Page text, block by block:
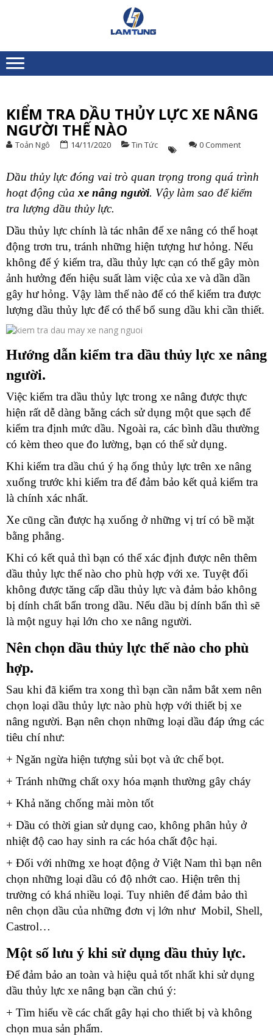
NÂNG
NGƯỜI
LÂM
TÙNG
toàn quốc
KIỂM TRA DẦU THỦY LỰC XE NÂNG
NGƯỜI THẾ NÀO
Toản Ngô 14/11/2020 Tin Tức 0 Comment
Dầu thủy lực đóng vai trò quan trọng trong quá trình
hoạt động củaxe nâng người. Vậy làm sao để kiểm
tra lượng dầu thủy lực.
Dầu thủy lực chính là tác nhân để xe nâng có thể hoạt
động trơn tru, tránh những hiện tượng hư hỏng. Nếu
không để ý kiểm tra, dầu thủy lực cạn có thể gây mòn
ảnh hưởng đến hiệu suất làm việc của xe và dần dần
gây hư hỏng. Vậy làm thế nào để có thể kiểm tra được
lượng dầu thủy lực để có thể bổ sung dầu khi cần thiết.
Hướng dẫn kiểm tra dầu thủy lực xe nâng
người.
Việc kiểm tra dầu thủy lực trong xe nâng được thực
hiện rất dễ dàng bằng cách sử dụng một que sạch để
kiểm tra định mức dầu. Ngoài ra, các bình dầu thường
có kèm theo que đo lường, bạn có thể sử dụng.
Khi kiểm tra dầu chú ý hạ ống thủy lực trên xe nâng
xuống trước khi kiểm tra để đảm bảo kết quả kiểm tra
là chính xác nhất.
Xe cũng cần được hạ xuống ở những vị trí có bề mặt
bằng phẳng.
Khi có kết quả thì bạn có thể xác định được nên thêm
dầu thủy lực thế nào cho phù hợp với xe. Tuyệt đối
không được tăng cấp dầu thủy lực và đảm bảo không
bị dính chất bẩn trong dầu. Nếu dầu bị dính bẩn thì sẽ
là một nguy hại lớn cho xe nâng người.
Nên chọn dầu thủy lực thế nào cho phù
hợp.
Sau khi đã kiểm tra xong thì bạn cần nắm bắt xem nên
chọn loại dầu thủy lực nào phù hợp với thiết bị xe
nâng người. Bạn nên chọn những loại dầu đáp ứng các
tiêu chí như:
+ Ngăn ngừa hiện tượng sủi bọt và ức chế bọt.
+ Tránh những chất oxy hóa mạnh thường gây cháy
+ Khả năng chống mài mòn tốt
+ Dầu có thời gian sử dụng cao, không phân hủy ở
nhiệt độ cao hay sinh ra các hóa chất độc hại.
+ Đối với những xe hoạt động ở Việt Nam thì bạn nên
chọn những loại dầu có độ nhớt cao. Hiện trên thị
trường có khá nhiều loại. Tuy nhiên để đảm bảo thì
nên chọn dầu của những đơn vị lớn như Mobil, Shell,
Castrol…
Một số lưu ý khi sử dụng dầu thủy lực.
Để đảm bảo an toàn và hiệu quả tốt nhất khi sử dụng
dầu thủy lực xe nâng bạn cần chú ý:
+ Tìm hiểu về các chất gây hại cho thiết bị và không
chọn mua sản phẩm.